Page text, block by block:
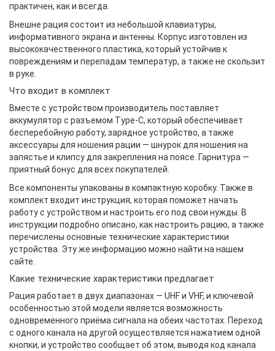
практичен, как и всегда.
Внешне рация состоит из небольшой клавиатуры,
информативного экрана и антенны. Корпус изготовлен из
высококачественного пластика, который устойчив к
повреждениям и перепадам температур, а также не скользит
в руке.
Что входит в комплект
Вместе с устройством производитель поставляет
аккумулятор с разъемом Type-C, который обеспечивает
бесперебойную работу, зарядное устройство, а также
аксессуары для ношения рации — шнурок для ношения на
запястье и клипсу для закрепления на поясе. Гарнитура —
приятный бонус для всех покупателей.
Все компоненты упакованы в компактную коробку. Также в
комплект входит инструкция, которая поможет начать
работу с устройством и настроить его под свои нужды. В
инструкции подробно описано, как настроить рацию, а также
перечислены основные технические характеристики
устройства. Эту же информацию можно найти на нашем
сайте.
Какие технические характеристики предлагает
Рация работает в двух диапазонах — UHF и VHF, и ключевой
особенностью этой модели является возможность
одновременного приёма сигнала на обеих частотах. Переход
с одного канала на другой осуществляется нажатием одной
кнопки, и устройство сообщает об этом, выводя код канала